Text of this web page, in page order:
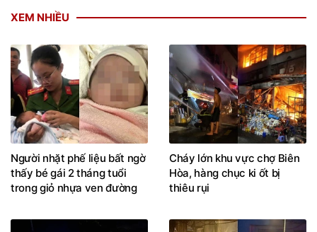
XEM NHIỀU
Người nhặt phế liệu bất ngờ
thấy bé gái 2 tháng tuổi
trong giỏ nhựa ven đường
Cháy lớn khu vực chợ Biên
Hòa, hàng chục ki ốt bị
thiêu rụi